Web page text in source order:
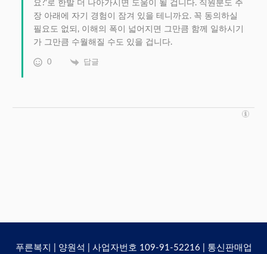
요?’로 한발 더 나아가시면 도움이 될 겁니다. 직원분도 주
장 아래에 자기 경험이 잠겨 있을 테니까요. 꼭 동의하실
필요도 없되, 이해의 폭이 넓어지면 그만큼 함께 일하시기
가 그만큼 수월해질 수도 있을 겁니다.
0 답글
푸른복지 | 양원석 | 사업자번호 109-91-52216 | 통신판매업